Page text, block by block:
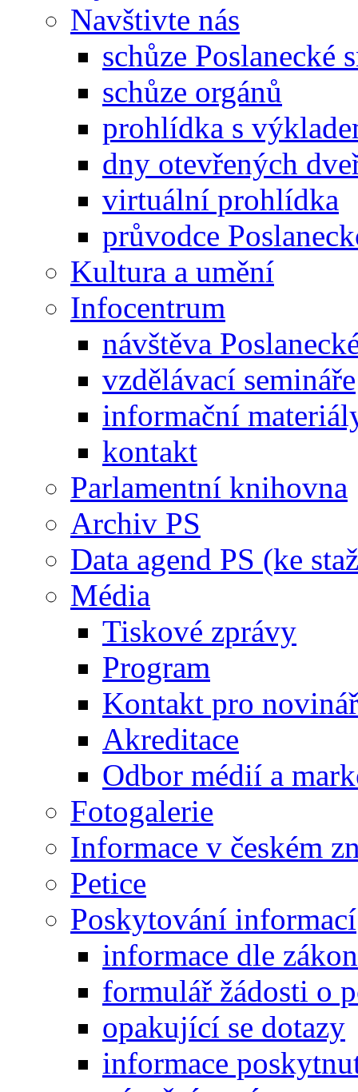
Navštivte nás
schůze Poslanecké
schůze orgánů
prohlídka s
dny otevřených
virtuální prohlídka
průvodce
Kultura a umění
Infocentrum
návštěva
vzdělávací semináře
informační
kontakt
Parlamentní knihovna
Archiv PS
Data agend PS (ke
Média
Tiskové zprávy
Program
Kontakt pro
Akreditace
Odbor médií a
Fotogalerie
Informace v českém
Petice
Poskytování informací
informace dle
formulář žádosti o
opakující se dotazy
informace